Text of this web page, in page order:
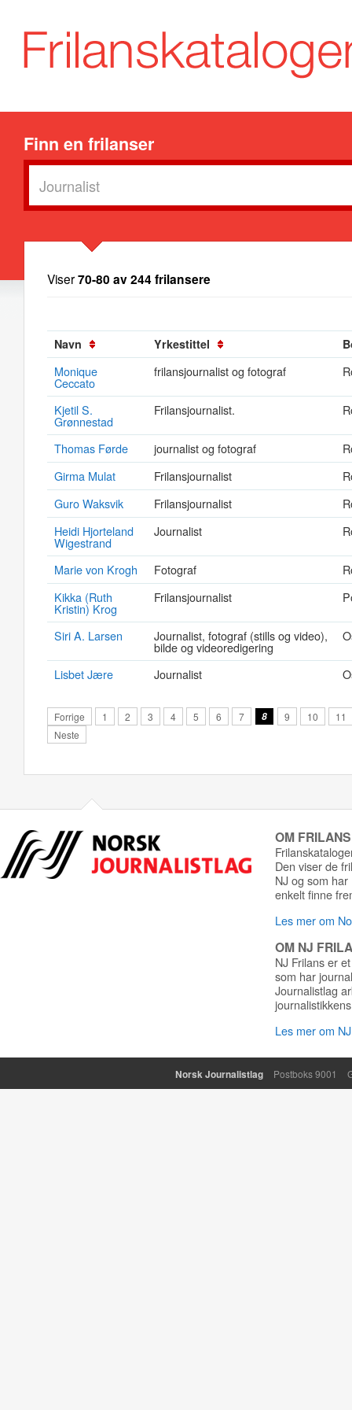
Finn en frilanser
Viser70-80 av 244 frilansere
Navn Yrkestittel
Monique
Ceccato
frilansjournalist og fotograf
Kjetil S.
Grønnestad
Frilansjournalist.
Thomas Førde journalist og fotograf
Girma Mulat
Frilansjournalist
Guro Waksvik
Frilansjournalist
Heidi Hjorteland
Wigestrand
Journalist
Marie von Krogh Fotograf
Kikka (Ruth
Kristin) Krog
Frilansjournalist
Siri A. Larsen Journalist, fotograf (stills og video),
bilde og videoredigering
Lisbet Jære Journalist
Forrige 1 2 3 4 5 6 7 8 9 10
11
Neste
OM
Den viser de
NJ og som
enkelt finne
Les mer om
OM NJ
NJ Frilans er
som har
Journalistlag
Les mer om
Norsk Journalistlag Postboks 9001